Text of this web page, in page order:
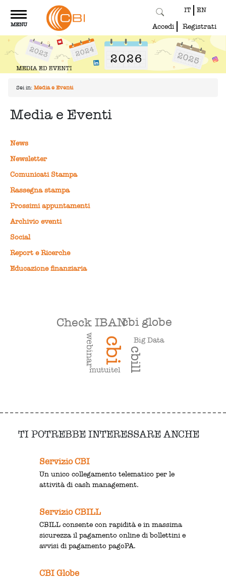
Toggle
navigation
MENU
IT EN
Accedi Registrati
Sei in: Media e Eventi
Media e Eventi
News
Newsletter
Comunicati Stampa
Rassegna stampa
Prossimi appuntamenti
Archivio eventi
Social
Report e Ricerche
Educazione finanziaria
cbi cbill
cbi globe
Check IBAN
webinar
mutuitel
Big Data
TI POTREBBE INTERESSARE ANCHE
Servizio CBI
Un unico collegamento telematico per le
attività di cash management.
Servizio CBILL
CBILL consente con rapidità e in massima
sicurezza il pagamento online di bollettini e
avvisi di pagamento pagoPA.
CBI Globe